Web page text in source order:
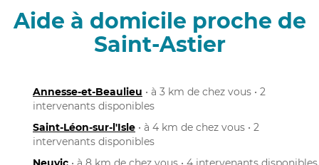
Aide à domicile proche de
Saint-Astier
Annesse-et-Beaulieu • à 3 km de chez vous • 2
intervenants disponibles
Saint-Léon-sur-l'Isle • à 4 km de chez vous • 2
intervenants disponibles